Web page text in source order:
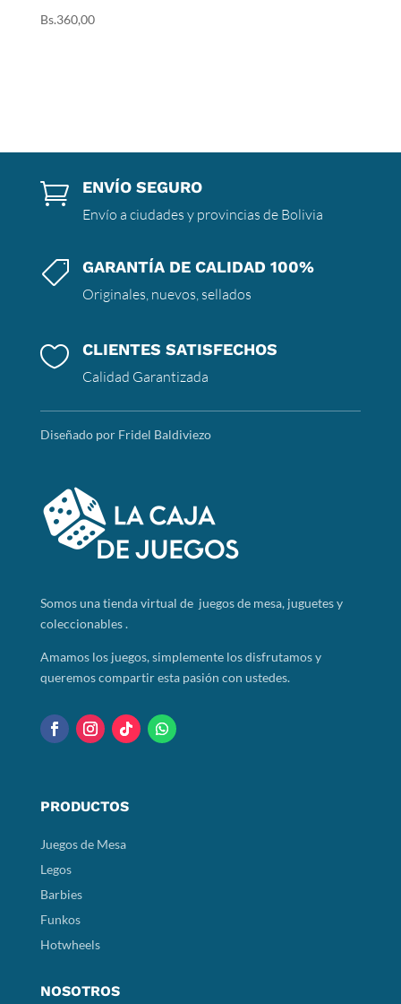
Bs.360,00
 ENVÍO SEGURO
Envío a ciudades y provincias de Bolivia
 GARANTÍA DE CALIDAD 100%
Originales, nuevos, sellados
 CLIENTES SATISFECHOS
Calidad Garantizada
Diseñado por Fridel Baldiviezo
Somosuna tienda virtual de juegos de mesa, juguetes y
coleccionables .
Amamos los juegos, simplemente los disfrutamos y
queremos compartir esta pasión con ustedes.
PRODUCTOS
Juegos de Mesa
Legos
Barbies
Funkos
Hotwheels
NOSOTROS